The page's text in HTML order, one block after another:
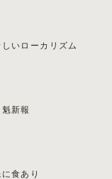
いローカリズム
新報
食あり